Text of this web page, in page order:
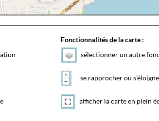
Fonctionnalités de la carte :
sélectionner un autre
se rapprocher ou
afficher la carte en plein